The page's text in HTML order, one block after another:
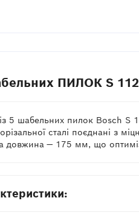
ПИЛОК S
5 шабельних пилок Bosch S
сталі поєднані з
довжина — 175 мм, що